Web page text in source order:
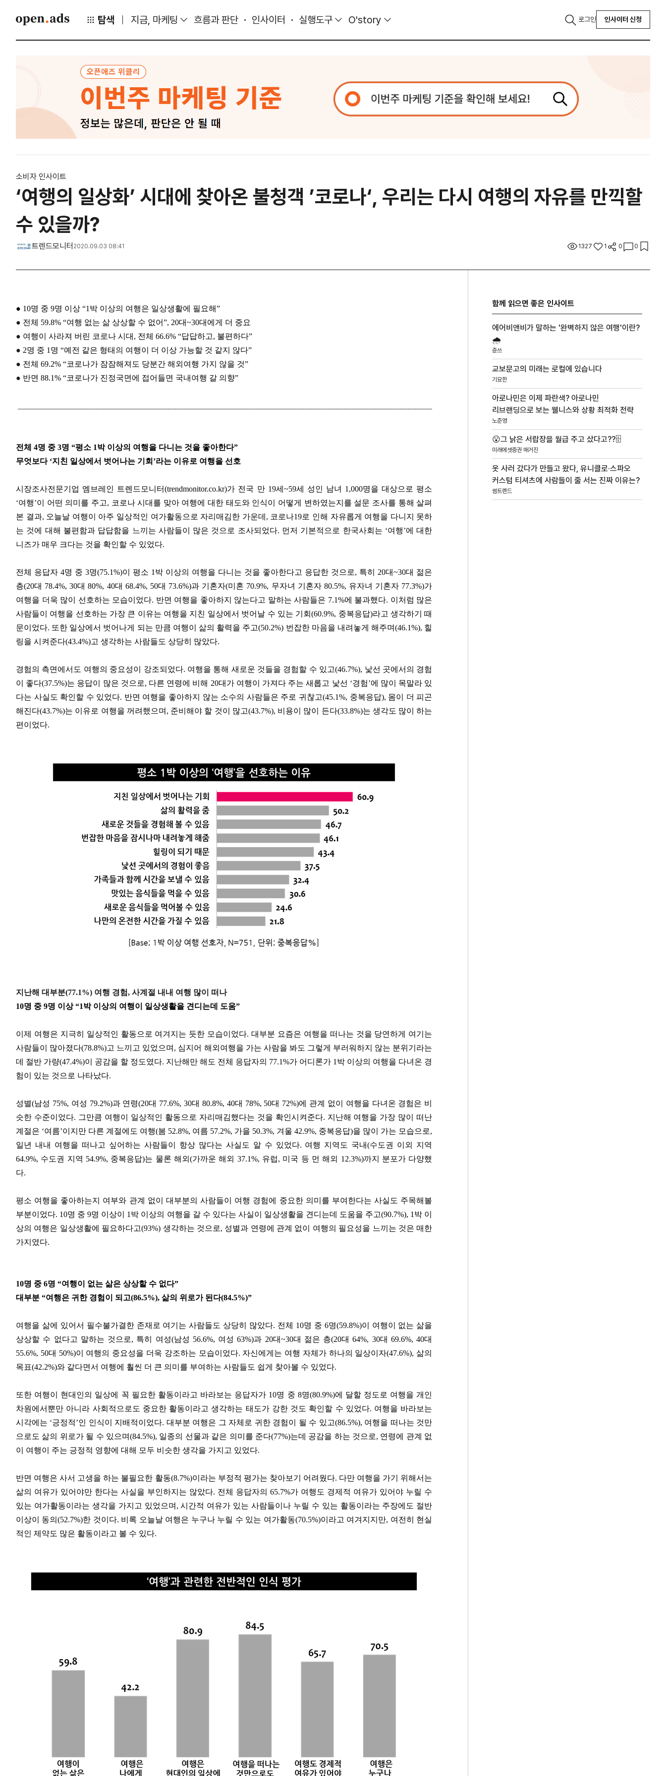
탐색 지금, 마케팅 흐름과 판단 인사이터 실행도구 O'story 로그인 인사이터 신청
소비자 인사이트
‘여행의 일상화’ 시대에 찾아온 불청객 ’코로나‘, 우리는 다시 여행의 자유를 만끽할
수 있을까?
트렌드모니터 2020.09.03 08:41 1327 1 0 0
● 10명 중 9명 이상 “1박 이상의 여행은 일상생활에 필요해”
● 전체 59.8% “여행 없는 삶 상상할 수 없어”, 20대~30대에게 더 중요
● 여행이 사라져 버린 코로나 시대, 전체 66.6% “답답하고, 불편하다”
● 2명 중 1명 “예전 같은 형태의 여행이 더 이상 가능할 것 같지 않다”
● 전체 69.2% “코로나가 잠잠해져도 당분간 해외여행 가지 않을 것”
● 반면 88.1% “코로나가 진정국면에 접어들면 국내여행 갈 의향”
전체 4명 중 3명 “평소 1박 이상의 여행을 다니는 것을 좋아한다”
무엇보다 ‘지친 일상에서 벗어나는 기회’라는 이유로 여행을 선호
시장조사전문기업 엠브레인 트렌드모니터(trendmonitor.co.kr)가 전국 만 19세~59세 성인 남녀 1,000명을 대상으로 평소
‘여행’이 어떤 의미를 주고, 코로나 시대를 맞아 여행에 대한 태도와 인식이 어떻게 변하였는지를 설문 조사를 통해 살펴
본 결과, 오늘날 여행이 아주 일상적인 여가활동으로 자리매김한 가운데, 코로나19로 인해 자유롭게 여행을 다니지 못하
는 것에 대해 불편함과 답답함을 느끼는 사람들이 많은 것으로 조사되었다. 먼저 기본적으로 한국사회는 ‘여행’에 대한
니즈가 매우 크다는 것을 확인할 수 있었다.
전체 응답자 4명 중 3명(75.1%)이 평소 1박 이상의 여행을 다니는 것을 좋아한다고 응답한 것으로, 특히 20대~30대 젊은
층(20대 78.4%, 30대 80%, 40대 68.4%, 50대 73.6%)과 기혼자(미혼 70.9%, 무자녀 기혼자 80.5%, 유자녀 기혼자 77.3%)가
여행을 더욱 많이 선호하는 모습이었다. 반면 여행을 좋아하지 않는다고 말하는 사람들은 7.1%에 불과했다. 이처럼 많은
사람들이 여행을 선호하는 가장 큰 이유는 여행을 지친 일상에서 벗어날 수 있는 기회(60.9%, 중복응답)라고 생각하기 때
문이었다. 또한 일상에서 벗어나게 되는 만큼 여행이 삶의 활력을 주고(50.2%) 번잡한 마음을 내려놓게 해주며(46.1%), 힐
링을 시켜준다(43.4%)고 생각하는 사람들도 상당히 많았다.
경험의 측면에서도 여행의 중요성이 강조되었다. 여행을 통해 새로운 것들을 경험할 수 있고(46.7%), 낯선 곳에서의 경험
이 좋다(37.5%)는 응답이 많은 것으로, 다른 연령에 비해 20대가 여행이 가져다 주는 새롭고 낯선 ‘경험’에 많이 목말라 있
다는 사실도 확인할 수 있었다. 반면 여행을 좋아하지 않는 소수의 사람들은 주로 귀찮고(45.1%, 중복응답), 몸이 더 피곤
해진다(43.7%)는 이유로 여행을 꺼려했으며, 준비해야 할 것이 많고(43.7%), 비용이 많이 든다(33.8%)는 생각도 많이 하는
편이었다.
지난해 대부분(77.1%) 여행 경험, 사계절 내내 여행 많이 떠나
10명 중 9명 이상 “1박 이상의 여행이 일상생활을 견디는데 도움”
이제 여행은 지극히 일상적인 활동으로 여겨지는 듯한 모습이었다. 대부분 요즘은 여행을 떠나는 것을 당연하게 여기는
사람들이 많아졌다(78.8%)고 느끼고 있었으며, 심지어 해외여행을 가는 사람을 봐도 그렇게 부러워하지 않는 분위기라는
데 절반 가량(47.4%)이 공감을 할 정도였다. 지난해만 해도 전체 응답자의 77.1%가 어디론가 1박 이상의 여행을 다녀온 경
험이 있는 것으로 나타났다.
성별(남성 75%, 여성 79.2%)과 연령(20대 77.6%, 30대 80.8%, 40대 78%, 50대 72%)에 관계 없이 여행을 다녀온 경험은 비
슷한 수준이었다. 그만큼 여행이 일상적인 활동으로 자리매김했다는 것을 확인시켜준다. 지난해 여행을 가장 많이 떠난
계절은 ‘여름’이지만 다른 계절에도 여행(봄 52.8%, 여름 57.2%, 가을 50.3%, 겨울 42.9%, 중복응답)을 많이 가는 모습으로,
일년 내내 여행을 떠나고 싶어하는 사람들이 항상 많다는 사실도 알 수 있었다. 여행 지역도 국내(수도권 이외 지역
64.9%, 수도권 지역 54.9%, 중복응답)는 물론 해외(가까운 해외 37.1%, 유럽, 미국 등 먼 해외 12.3%)까지 분포가 다양했
다.
평소 여행을 좋아하는지 여부와 관계 없이 대부분의 사람들이 여행 경험에 중요한 의미를 부여한다는 사실도 주목해볼
부분이었다. 10명 중 9명 이상이 1박 이상의 여행을 갈 수 있다는 사실이 일상생활을 견디는데 도움을 주고(90.7%), 1박 이
상의 여행은 일상생활에 필요하다고(93%) 생각하는 것으로, 성별과 연령에 관계 없이 여행의 필요성을 느끼는 것은 매한
가지였다.
10명 중 6명 “여행이 없는 삶은 상상할 수 없다”
대부분 “여행은 귀한 경험이 되고(86.5%), 삶의 위로가 된다(84.5%)”
여행을 삶에 있어서 필수불가결한 존재로 여기는 사람들도 상당히 많았다. 전체 10명 중 6명(59.8%)이 여행이 없는 삶을
상상할 수 없다고 말하는 것으로, 특히 여성(남성 56.6%, 여성 63%)과 20대~30대 젊은 층(20대 64%, 30대 69.6%, 40대
55.6%, 50대 50%)이 여행의 중요성을 더욱 강조하는 모습이었다. 자신에게는 여행 자체가 하나의 일상이자(47.6%), 삶의
목표(42.2%)와 같다면서 여행에 훨씬 더 큰 의미를 부여하는 사람들도 쉽게 찾아볼 수 있었다.
또한 여행이 현대인의 일상에 꼭 필요한 활동이라고 바라보는 응답자가 10명 중 8명(80.9%)에 달할 정도로 여행을 개인
차원에서뿐만 아니라 사회적으로도 중요한 활동이라고 생각하는 태도가 강한 것도 확인할 수 있었다. 여행을 바라보는
시각에는 ‘긍정적’인 인식이 지배적이었다. 대부분 여행은 그 자체로 귀한 경험이 될 수 있고(86.5%), 여행을 떠나는 것만
으로도 삶의 위로가 될 수 있으며(84.5%), 일종의 선물과 같은 의미를 준다(77%)는데 공감을 하는 것으로, 연령에 관계 없
이 여행이 주는 긍정적 영향에 대해 모두 비슷한 생각을 가지고 있었다.
반면 여행은 사서 고생을 하는 불필요한 활동(8.7%)이라는 부정적 평가는 찾아보기 어려웠다. 다만 여행을 가기 위해서는
삶의 여유가 있어야만 한다는 사실을 부인하지는 않았다. 전체 응답자의 65.7%가 여행도 경제적 여유가 있어야 누릴 수
있는 여가활동이라는 생각을 가지고 있었으며, 시간적 여유가 있는 사람들이나 누릴 수 있는 활동이라는 주장에도 절반
이상이 동의(52.7%)한 것이다. 비록 오늘날 여행은 누구나 누릴 수 있는 여가활동(70.5%)이라고 여겨지지만, 여전히 현실
적인 제약도 많은 활동이라고 볼 수 있다.
함께 읽으면 좋은 인사이트
에어비앤비가 말하는 '완벽하지 않은 여행'이란?
🌧️
쥰쓰
교보문고의 미래는 로컬에 있습니다
기묘한
아로나민은 이제 파란색? 아로나민
리브랜딩으로 보는 웰니스와 상황 최적화 전략
노준영
😮그 낡은 서랍장을 월급 주고 샀다고??🗄️
미래에셋증권 매거진
옷 사러 갔다가 만들고 왔다, 유니클로·스파오
커스텀 티셔츠에 사람들이 줄 서는 진짜 이유는?
썸트렌드